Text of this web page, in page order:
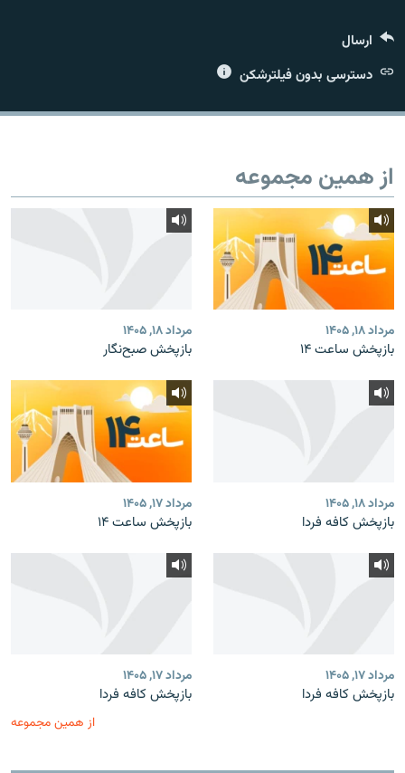
زبان‌های دیگر
ارسال
دسترسی بدون فیلترشکن
از همین مجموعه
مرداد ۱۸, ۱۴۰۵
بازپخش ساعت ۱۴
مرداد ۱۸, ۱۴۰۵
بازپخش صبح‌نگار
مرداد ۱۸, ۱۴۰۵
بازپخش کافه فردا
مرداد ۱۷, ۱۴۰۵
بازپخش ساعت ۱۴
مرداد ۱۷, ۱۴۰۵
بازپخش کافه فردا
مرداد ۱۷, ۱۴۰۵
بازپخش کافه فردا
از همین مجموعه